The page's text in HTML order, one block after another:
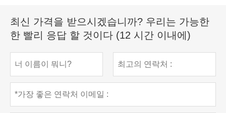
최신 가격을 받으시겠습니까? 우리는 가능한
한 빨리 응답 할 것이다 (12 시간 이내에)